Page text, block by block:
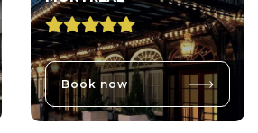
Book now